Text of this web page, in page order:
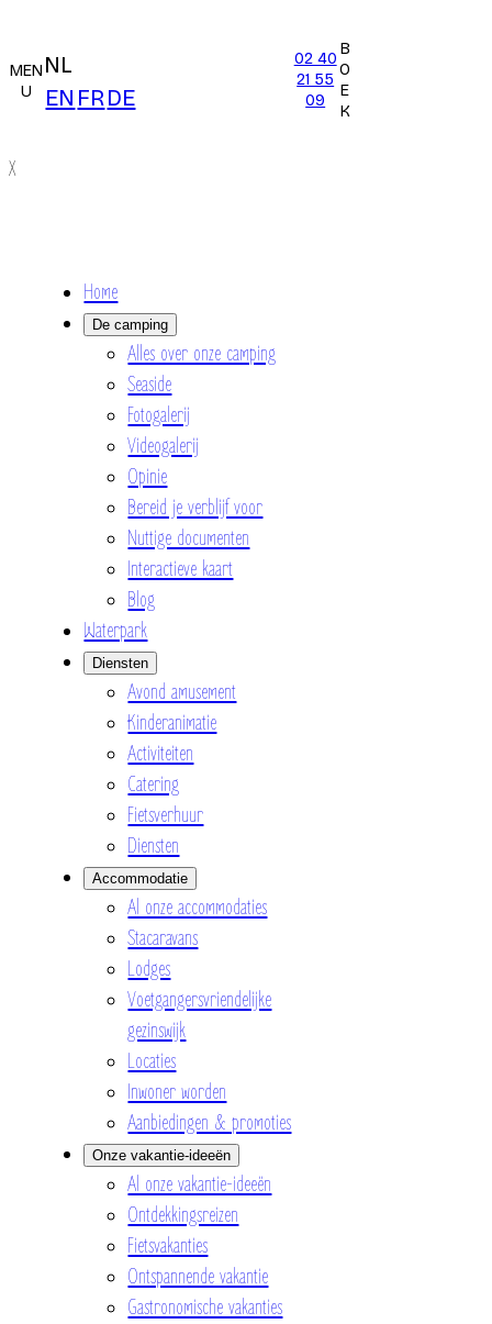
MEN
U
NL
EN FRDE
02 40
21 55
09
B
O
E
K
X
Home
De camping
Alles over onze camping
Seaside
Fotogalerij
Videogalerij
Opinie
Bereid je verblijf voor
Nuttige documenten
Interactieve kaart
Blog
Waterpark
Diensten
Avond amusement
Kinderanimatie
Activiteiten
Catering
Fietsverhuur
Diensten
Accommodatie
Al onze accommodaties
Stacaravans
Lodges
Voetgangersvriendelijke
gezinswijk
Locaties
Inwoner worden
Aanbiedingen & promoties
Onze vakantie-ideeën
Al onze vakantie-ideeën
Ontdekkingsreizen
Fietsvakanties
Ontspannende vakantie
Gastronomische vakanties